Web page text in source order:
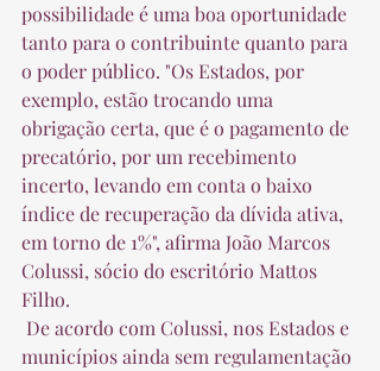
possibilidade é uma boa oportunidade
tanto para o contribuinte quanto para
o poder público. "Os Estados, por
exemplo, estão trocando uma
obrigação certa, que é o pagamento de
precatório, por um recebimento
incerto, levando em conta o baixo
índice de recuperação da dívida ativa,
em torno de 1%", afirma João Marcos
Colussi, sócio do escritório Mattos
Filho.
municípios ainda sem regulamentação